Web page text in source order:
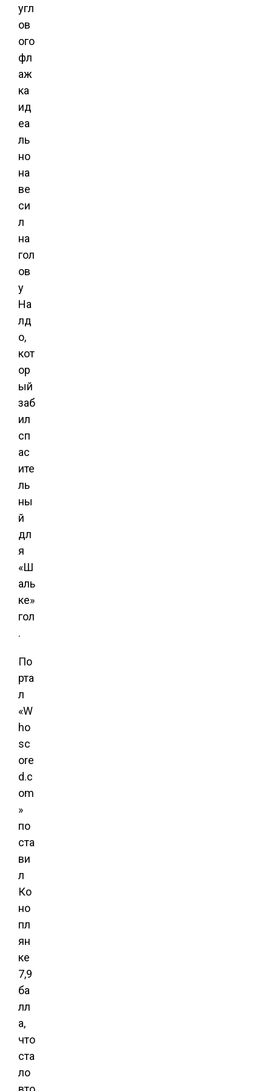
угл
ов
ого
фл
аж
ка
ид
еа
ль
но
на
ве
си
л
на
гол
ов
у
На
лд
о,
кот
ор
ый
заб
ил
сп
ас
ите
ль
ны
й
дл
я
«Ш
аль
ке»
гол
.
По
рта
л
«W
ho
sc
ore
d.c
om
»
по
ста
ви
л
Ко
но
пл
ян
ке
7,9
ба
лл
а,
что
ста
ло